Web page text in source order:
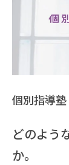
個別指導
どのよう
か。